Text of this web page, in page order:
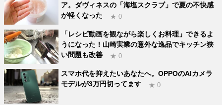
ア。ダヴィネスの「海塩スクラブ」で夏の不快感
が軽くなった
★ 0
「レシピ動画を観ながら楽しくお料理」できるよ
うになった！山崎実業の意外な逸品でキッチン狭
い問題も改善
★ 0
スマホ代を抑えたいあなたへ。OPPOのAIカメラ
モデルが3万円切ってます
★ 0